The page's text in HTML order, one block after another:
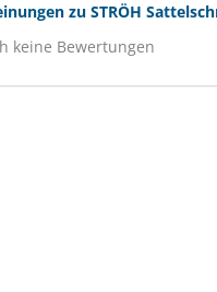
zu STRÖH
keine Bewertungen